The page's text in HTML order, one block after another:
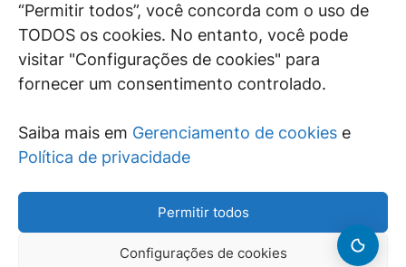
“Permitir todos”, você concorda com o uso de
TODOS os cookies. No entanto, você pode
visitar "Configurações de cookies" para
fornecer um consentimento controlado.
Saiba mais em Gerenciamento de cookies e
Política de privacidade
Permitir todos
Configurações de cookies
SIGA